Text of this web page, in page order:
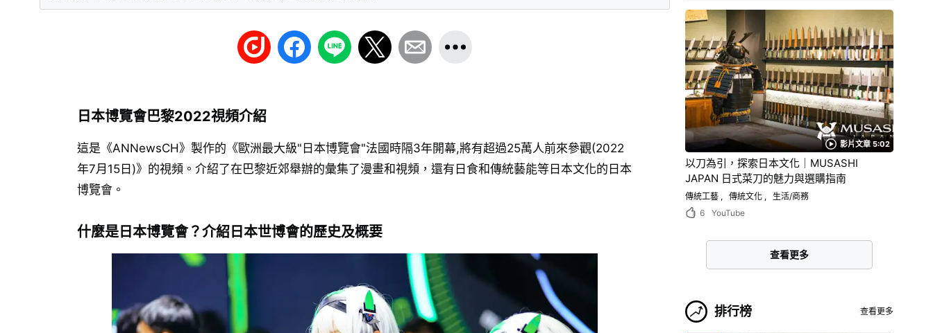
日本博覽會巴黎2022視頻介紹
這是《ANNewsCH》製作的《歐洲最大級"日本博覽會"法國時隔3年開幕,將有超過25萬人前來參觀(2022
年7月15日)》的視頻。介紹了在巴黎近郊舉辦的彙集了漫畫和視頻，還有日食和傳統藝能等日本文化的日本
博覽會。
什麼是日本博覽會？介紹日本世博會的歷史及概要
影片文章 5:02
以刀為引，探索日本文化｜MUSASHI
JAPAN 日式菜刀的魅力與選購指南
傳統工藝 傳統文化
生活/商務
6
YouTube
查看更多
排行榜 查看更多